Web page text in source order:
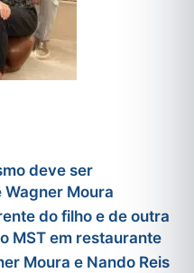
deve ser
Moura
do filho e de outra
MST em restaurante
Moura e Nando Reis